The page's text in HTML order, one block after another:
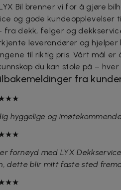
Bil brenner vi for å gjøre
og gode kundeopplevelser
fra dekk, felger og
leverandører og
til riktig pris. Vårt mål
du kan stole på – hver
fra
hyggelige og
fornøyd med LYX
dette blir mitt faste sted